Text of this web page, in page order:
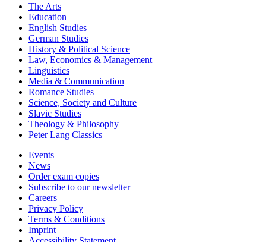
The Arts
Education
English Studies
German Studies
History & Political Science
Law, Economics & Management
Linguistics
Media & Communication
Romance Studies
Science, Society and Culture
Slavic Studies
Theology & Philosophy
Peter Lang Classics
Events
News
Order exam copies
Subscribe to our newsletter
Careers
Privacy Policy
Terms & Conditions
Imprint